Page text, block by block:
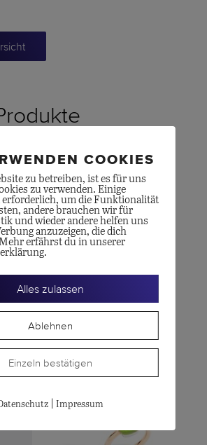
Nature-Ring
COOKIES
zu betreiben, ist es für uns
zu verwenden. Einige
erforderlich, um die Funktionalität
andere brauchen wir für
und wieder andere helfen uns
anzuzeigen, die dich
erfährst du in unserer
Alles zulassen
Ablehnen
Einzeln bestätigen
Datenschutz| Impressum